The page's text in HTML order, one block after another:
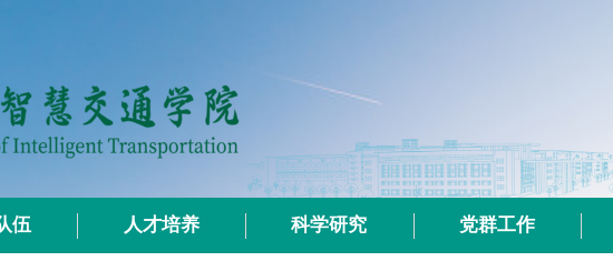
伍 人才培养 科学研究 党群工作